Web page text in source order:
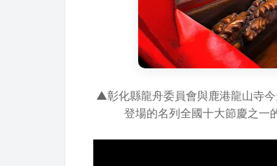
▲彰化縣龍舟委員會與鹿港龍山寺
登場的名列全國十大節慶之一